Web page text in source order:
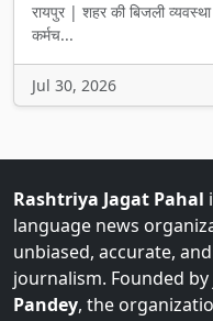
रायपुर | शहर की बिजली
कर्मच...
Jul 30, 2026
Rashtriya Jagat Pahal
language news
unbiased, accurate,
journalism. Founded
Pandey, the